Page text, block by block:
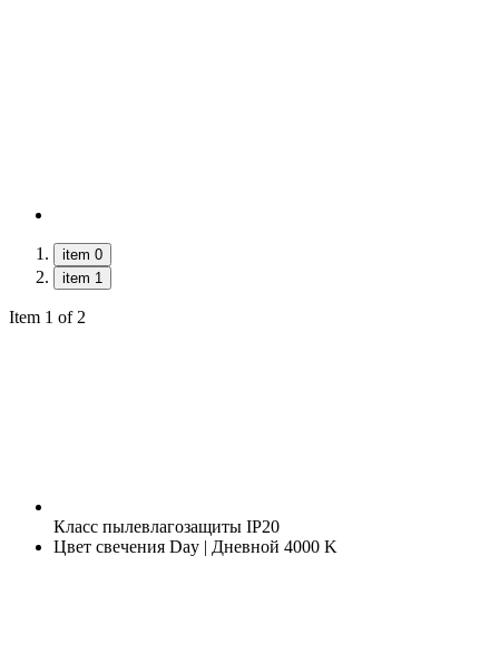
item 0
item 1
Item 1 of 2
Класс пылевлагозащиты IP20
Цвет свечения Day | Дневной 4000 K